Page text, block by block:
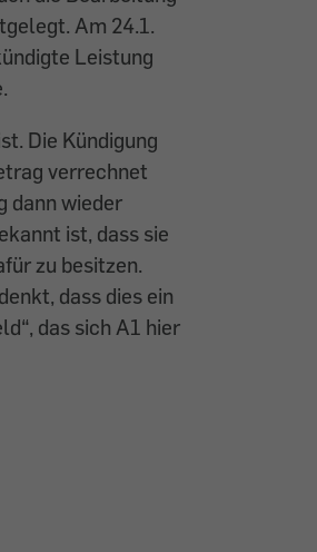
Am 24.1.
Leistung
Die Kündigung
verrechnet
dann wieder
ist, dass sie
zu besitzen.
dass dies ein
das sich A1 hier